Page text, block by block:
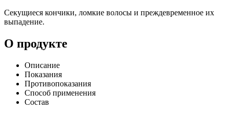
Секущиеся кончики, ломкие волосы и преждевременное их
выпадение.
О продукте
Описание
Показания
Противопоказания
Способ применения
Состав